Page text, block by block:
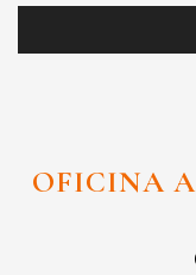
OFICINA